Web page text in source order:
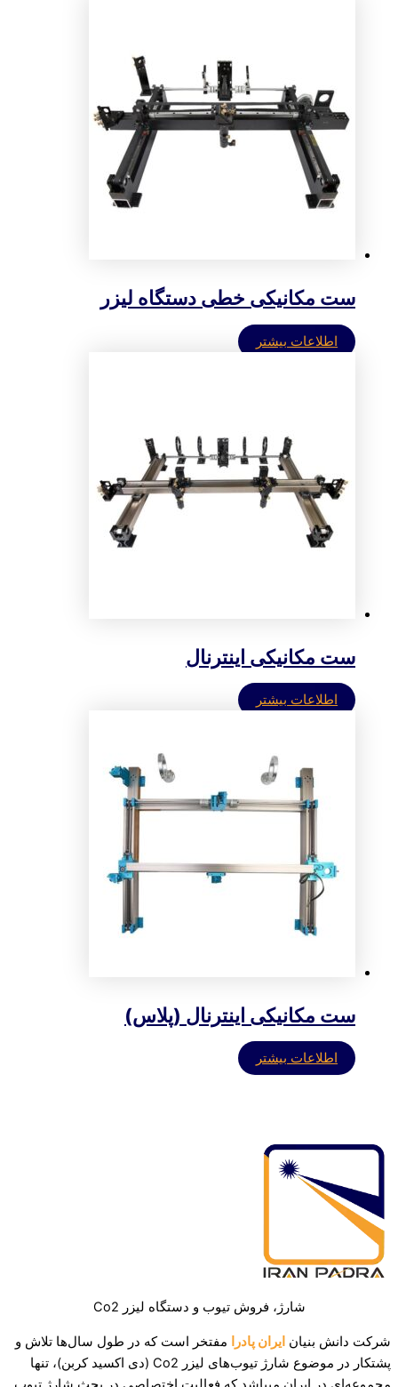
ست مکانیکی خطی دستگاه لیزر
اطلاعات بیشتر
ست مکانیکی اینترنال
اطلاعات بیشتر
ست مکانیکی اینترنال (پلاس)
اطلاعات بیشتر
شارژ، فروش تیوب و دستگاه لیزر Co2
شرکت دانش بنیان ایران پادرا
مفتخر است که در طول سال‌ها تلاش و
پشتکار در موضوع شارژ تیوب‌های لیزر Co2 (دی اکسید کربن)، تنها